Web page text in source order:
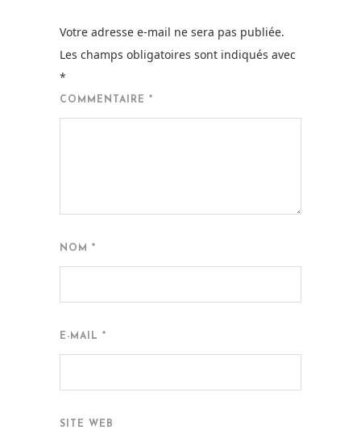
Votre adresse e-mail ne sera pas publiée.
Les champs obligatoires sont indiqués avec
*
COMMENTAIRE *
NOM *
E-MAIL *
SITE WEB